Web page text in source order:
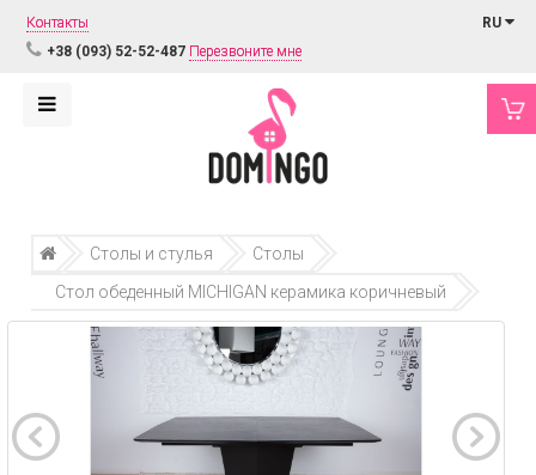
Контакты
+38 (093) 52-52-487 Перезвоните мне
RU
Столы и стулья
Столы
Стол обеденный MICHIGAN керамика коричневый